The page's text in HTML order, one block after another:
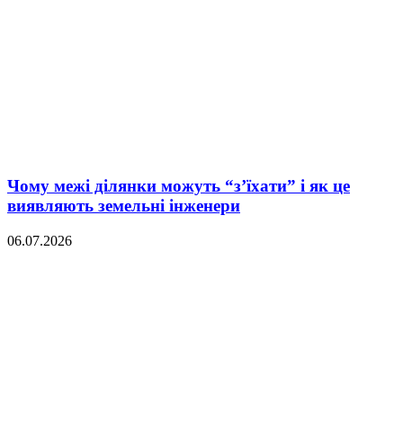
Чому межі ділянки можуть “з’їхати” і як це
виявляють земельні інженери
06.07.2026